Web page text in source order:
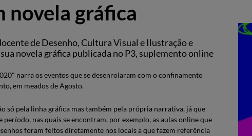
novela gráfica
de Desenho, Cultura Visual e Ilustração e
novela gráfica publicada no P3, suplemento online
narra os eventos que se desenrolaram com o confinamento
em meados de Agosto.
só pela linha gráfica mas também pela própria narrativa, já que
nas quais se encontram, por exemplo, as aulas online que
foram feitos diretamente nos locais a que fazem referência